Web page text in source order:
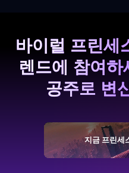
바이럴 프린세
렌드에 참여하
공주로 변
지금 프린세